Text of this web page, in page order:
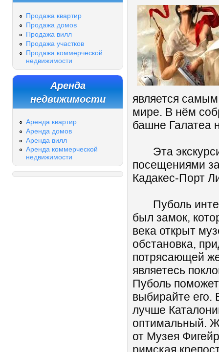
Продажа квартир
Продажа домов
Продажа вилл
Продажа участков
Продажа коммерческой
недвижимости
Аренда
недвижимости
Аренда квартир
Аренда домов
Аренда вилл
Аренда коммерческой
недвижимости
является
мире. В нём
башне Галатеа
Эта
посещениями
Кадакес-Порт
Пуболь
был замок,
века открыт
обстановка,
потрясающей
являетесь
Пуболь
выбирайте его.
лучше
оптимальный.
от Музея